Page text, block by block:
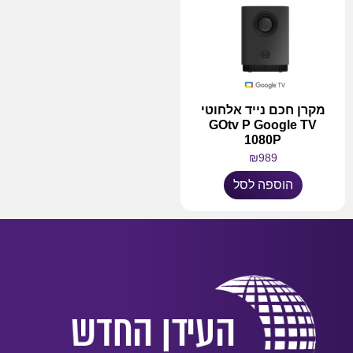
מקרן חכם נייד אלחוטי
GOtv P Google TV
1080P
₪989
הוספה לסל